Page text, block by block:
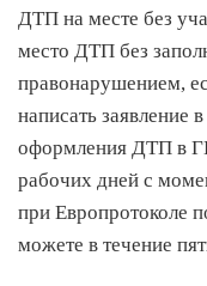
ДТП на месте без
место ДТП без
правонарушением,
написать заявление
оформления ДТП в
рабочих дней с
при Европротоколе
можете в течение